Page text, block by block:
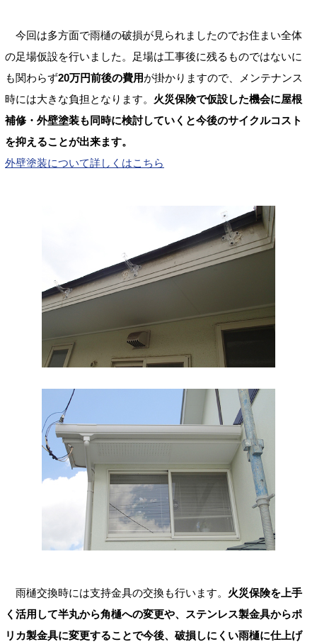
今回は多方面で雨樋の破損が見られましたのでお住まい全体
の足場仮設を行いました。足場は工事後に残るものではないに
も関わらず20万円前後の費用が掛かりますので、メンテナンス
時には大きな負担となります。 火災保険で仮設した機会に屋根
補修・外壁塗装も同時に検討していくと今後のサイクルコスト
を抑えることが出来ます。
外壁塗装について詳しくはこちら
雨樋交換時には支持金具の交換も行います。 火災保険を上手
く活用して半丸から角樋への変更や、ステンレス製金具からポ
リカ製金具に変更することで今後、破損しにくい雨樋に仕上げ